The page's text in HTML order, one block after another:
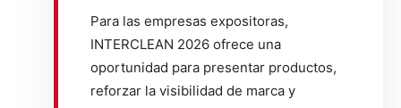
Para las empresas expositoras,
INTERCLEAN 2026 ofrece una
oportunidad para presentar productos,
reforzar la visibilidad de marca y